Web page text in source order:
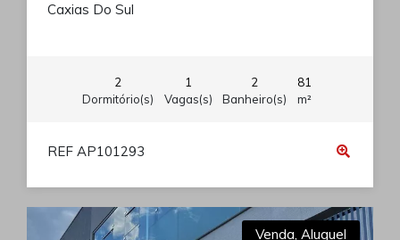
Caxias Do Sul
2
Dormitório(s)
1
Vagas(s)
2
Banheiro(s)
81
m²
REF AP101293
Venda, Aluguel